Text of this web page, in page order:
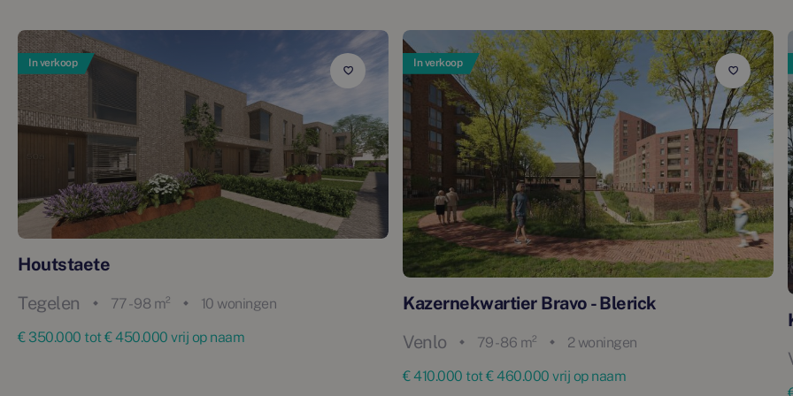
In verkoop
Houtstaete
Tegelen
77 - 98 m²
10 woningen
€ 350.000 tot € 450.000 vrij op naam
In verkoop
Kazernekwartier Bravo - Blerick
Venlo
79 - 86 m²
2 woningen
€ 410.000 tot € 460.000 vrij op naam